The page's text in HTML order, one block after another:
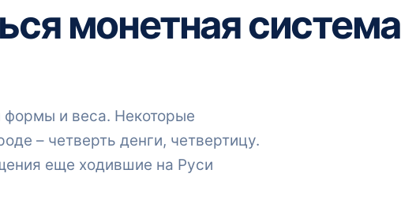
монетная система
формы и веса. Некоторые
– четверть денги, четвертицу.
еще ходившие на Руси